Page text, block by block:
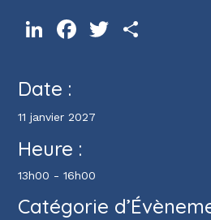
LinkedInFacebookTwitter
Date :
11 janvier 2027
Heure :
13h00 - 16h00
Catégorie